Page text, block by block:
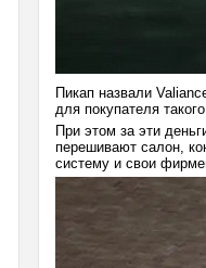
Пикап назвали
для покупателя
При этом за эти
перешивают салон,
систему и свои